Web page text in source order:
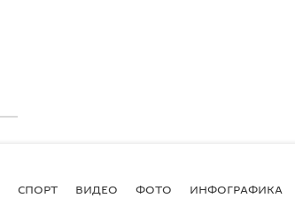
СПОРТ ВИДЕО ФОТО ИНФОГРАФИКА